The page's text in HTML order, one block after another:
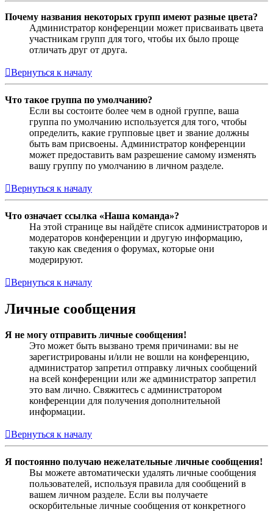
Почему названия некоторых групп имеют разные цвета?
Администратор конференции может присваивать цвета
участникам групп для того, чтобы их было проще
отличать друг от друга.
Вернуться к началу
Что такое группа по умолчанию?
Если вы состоите более чем в одной группе, ваша
группа по умолчанию используется для того, чтобы
определить, какие групповые цвет и звание должны
быть вам присвоены. Администратор конференции
может предоставить вам разрешение самому изменять
вашу группу по умолчанию в личном разделе.
Вернуться к началу
Что означает ссылка «Наша команда»?
На этой странице вы найдёте список администраторов и
модераторов конференции и другую информацию,
такую как сведения о форумах, которые они
модерируют.
Вернуться к началу
Личные сообщения
Я не могу отправить личные сообщения!
Это может быть вызвано тремя причинами: вы не
зарегистрированы и/или не вошли на конференцию,
администратор запретил отправку личных сообщений
на всей конференции или же администратор запретил
это вам лично. Свяжитесь с администратором
конференции для получения дополнительной
информации.
Вернуться к началу
Я постоянно получаю нежелательные личные сообщения!
Вы можете автоматически удалять личные сообщения
пользователей, используя правила для сообщений в
вашем личном разделе. Если вы получаете
оскорбительные личные сообщения от конкретного